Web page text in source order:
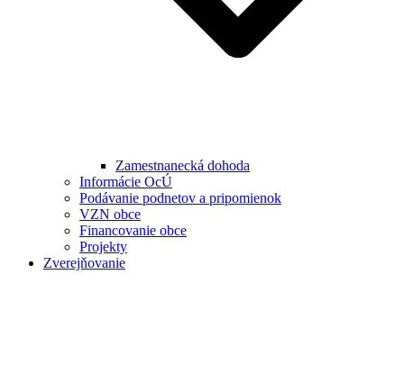
Zamestnanecká dohoda
Informácie OcÚ
Podávanie podnetov a pripomienok
VZN obce
Financovanie obce
Projekty
Zverejňovanie